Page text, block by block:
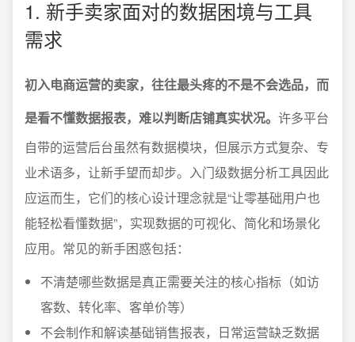
1. 新手卖家面对的数据困境与工具
需求
初入电商运营的卖家，往往最头疼的不是不会选品，而
是看不懂数据报表，难以判断店铺真实状况。 许多平台
自带的运营后台虽然有数据模块，但展示方式复杂、专
业术语多，让新手望而却步。入门级数据分析工具因此
应运而生，它们的核心设计理念就是“让零基础用户也
能轻松看懂数据”，实现数据的可视化、简化和场景化
应用。常见的新手困惑包括：
不清楚哪些数据是真正需要关注的核心指标（如访
客数、转化率、客单价等）
不会制作和解读基础销售报表，日常运营缺乏数据